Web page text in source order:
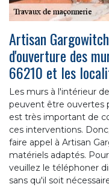
Artisan
d'ouverture des
66210 et les
Les murs à l'intérieur
peuvent être ouvertes
est très important de
ces interventions.
faire appel à Artisan
matériels adaptés.
veuillez le téléphoner
sans qu'il soit